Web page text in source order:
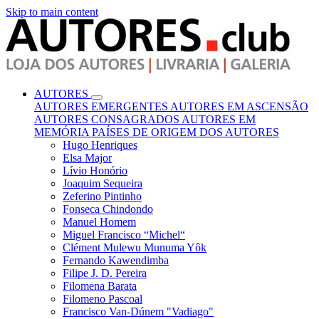
Skip to main content
AUTORES
AUTORES EMERGENTES AUTORES EM ASCENSÃO
AUTORES CONSAGRADOS AUTORES EM
MEMÓRIA PAÍSES DE ORIGEM DOS AUTORES
Hugo Henriques
Elsa Major
Lívio Honório
Joaquim Sequeira
Zeferino Pintinho
Fonseca Chindondo
Manuel Homem
Miguel Francisco “Michel“
Clément Mulewu Munuma Yôk
Fernando Kawendimba
Filipe J. D. Pereira
Filomena Barata
Filomeno Pascoal
Francisco Van-Dúnem "Vadiago"